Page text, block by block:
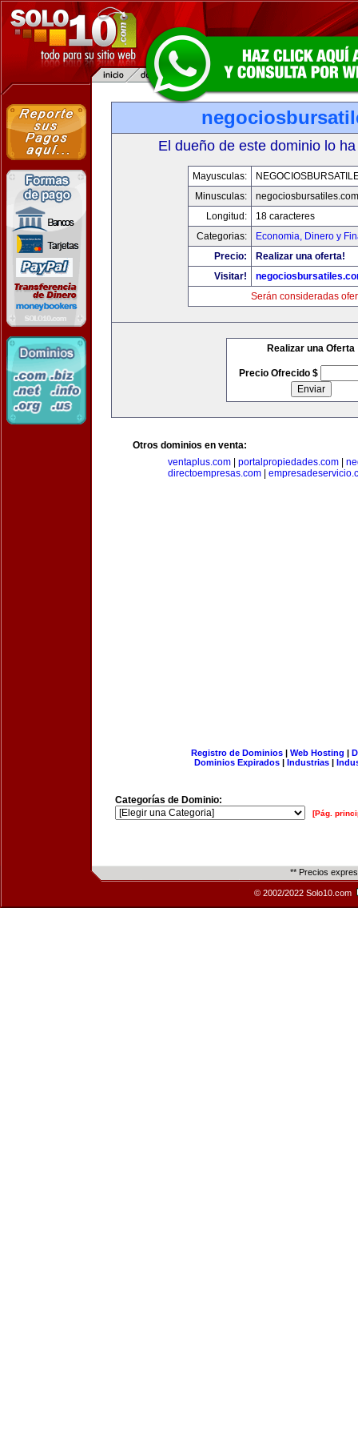
El dueño de este dominio lo
Mayusculas:
Minusculas:
negociosbursatiles.com
Longitud:
18 caracteres
Categorias:
Economia, Dinero y
Precio:
Realizar una oferta!
Visitar!
Serán consideradas
Realizar una Oferta
Precio Ofrecido $
Otros dominios en venta:
ventaplus.com
portalpropiedades.com
directoempresas.com|
Registro de Dominios| Web Hosting |
Dominios Expirados | Industrias |
Categorías de Dominio:
[Pág.
** Precios
© 2002/2022 Solo10.com